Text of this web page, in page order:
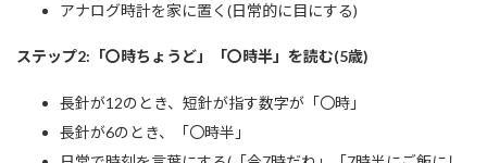
アナログ時計を家に置く(日常的に目にする)
ステップ2:「〇時ちょうど」「〇時半」を読む(5歳)
長針が12のとき、短針が指す数字が「〇時」
長針が6のとき、「〇時半」